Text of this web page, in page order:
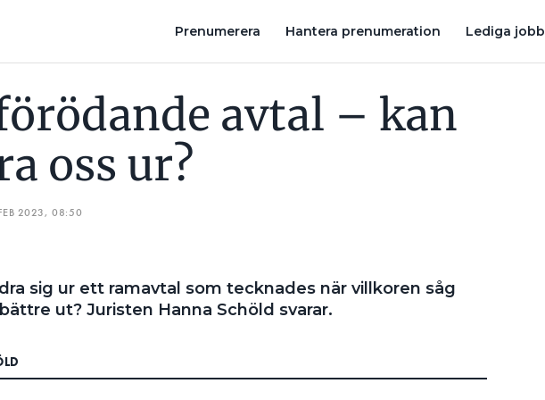
Prenumerera Hantera prenumeration Lediga jobb
avtal – kan
oss ur?
2023, 08:50
sig ur ett ramavtal som tecknades när villkoren såg
ut? Juristen Hanna Schöld svarar.
UR? TILLVÄXT TROTS PRESSADE MARGINALER – PLEJD VÄXER SNABBT I EUROPA